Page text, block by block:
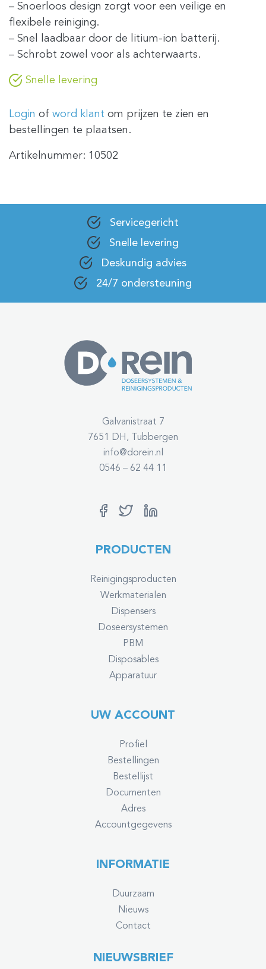
– Snoerloos design zorgt voor een veilige en
flexibele reiniging.
– Snel laadbaar door de litium-ion batterij.
– Schrobt zowel voor als achterwaarts.
Snelle levering
Login of word klant om prijzen te zien en
bestellingen te plaatsen.
Artikelnummer: 10502
Servicegericht
Snelle levering
Deskundig advies
24/7 ondersteuning
Galvanistraat 7
7651 DH, Tubbergen
info@dorein.nl
0546 – 62 44 11
PRODUCTEN
Reinigingsproducten
Werkmaterialen
Dispensers
Doseersystemen
PBM
Disposables
Apparatuur
UW ACCOUNT
Profiel
Bestellingen
Bestellijst
Documenten
Adres
Accountgegevens
INFORMATIE
Duurzaam
Nieuws
Contact
NIEUWSBRIEF